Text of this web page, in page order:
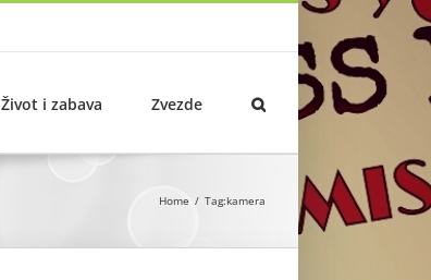
Život i zabava Zvezde
Home Tag:kamera